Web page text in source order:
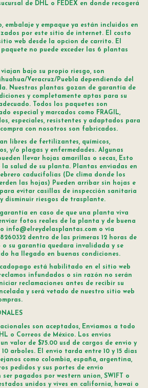
de DHL o FEDEX en donde recogerá
embalaje y empaque ya están incluidos en
por este sitio de internet. El costo
web desde la opcion de carrito. El
no puede exceder las 6 plantas
bajo su propio riesgo, son
Veracruz/Puebla dependiendo del
Nuestras plantas gozan de garantía de
y completamente aptas para su
Todos los paquetes son
especial y marcados como FRAGIL,
especiales, resistentes y adaptados para
con nosotros son fabricados.
libres de fertilizantes, químicos,
y/o plagas y enfermedades. Algunas
llevar hojas amarillas o secas, Esto
salud de su planta. Plantas enviadas en
caducifolias (De clima donde los
las hojas) Pueden arribar sin hojas e
evitar casillas de inspección sanitaria
disminuir riesgos de trasplante.
en caso de que una planta viva
fotos reales de la planta y de buena
info@elreydelasplantas.com o vía
dentro de las primeras 12 horas de
o su garantía quedara invalidada y se
ha llegado en buenas condiciones.
está habilitado en el sitio web
infundados o sin razón no serán
reclamaciones antes de recibir su
y será vetado de nuestro sitio web
son aceptados, Enviamos a todo
o Correos de México. Los envios
valor de $75.00 usd de cargos de envio y
arboles. El envio tarda entre 10 y 15 dias
como colombia, españa, argentina,
pedidos y sus portes de envio
pagados por western union, SWIFT o
unidos y vives en california, hawai o